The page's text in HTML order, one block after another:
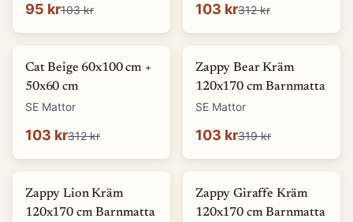
95 kr103 kr 103 kr312 kr
-67 %
Cat Beige 60x100 cm +
50x60 cm
SE Mattor
103 kr312 kr
-68
Zappy Bear Kräm
120x170 cm Barnmatta
SE Mattor
103 kr319 kr
-68
Zappy Lion Kräm
120x170 cm Barnmatta
-68
Zappy Giraffe Kräm
120x170 cm Barnmatta